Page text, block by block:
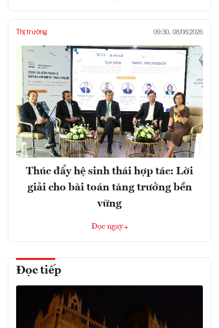
Thị trường 09:30, 08/08/2026
Thúc đẩy hệ sinh thái hợp tác: Lời
giải cho bài toán tăng trưởng bền
vững
Đọc ngay
Đọc tiếp